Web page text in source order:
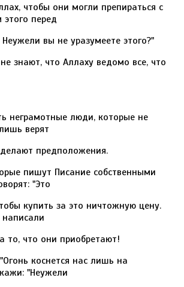
чтобы они могли препираться с
перед
вы не уразумеете этого?"
знают, что Аллаху ведомо все, что
неграмотные люди, которые не
верят
предположения.
пишут Писание собственными
"Это
купить за это ничтожную цену.
то, что они приобретают!
коснется нас лишь на
"Неужели